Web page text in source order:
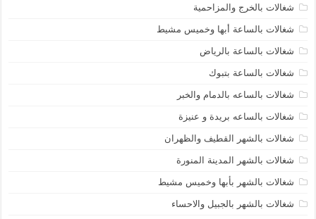
شغالات بالخرج والمزاحمية
شغالات بالساعة أبها وخميس مشيط
شغالات بالساعة بالرياض
شغالات بالساعة بتبوك
شغالات بالساعه بالدمام والخبر
شغالات بالساعه بريدة و عنيزة
شغالات بالشهر القطيف والظهران
شغالات بالشهر المدينة المنورة
شغالات بالشهر بأبها وخميس مشيط
شغالات بالشهر بالجبيل والاحساء